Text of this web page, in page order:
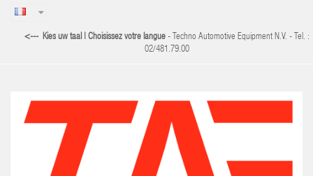
<--- Kies uw taal | Choisissez votre langue - Techno Automotive Equipment N.V. - Tel. :
02/481.79.00